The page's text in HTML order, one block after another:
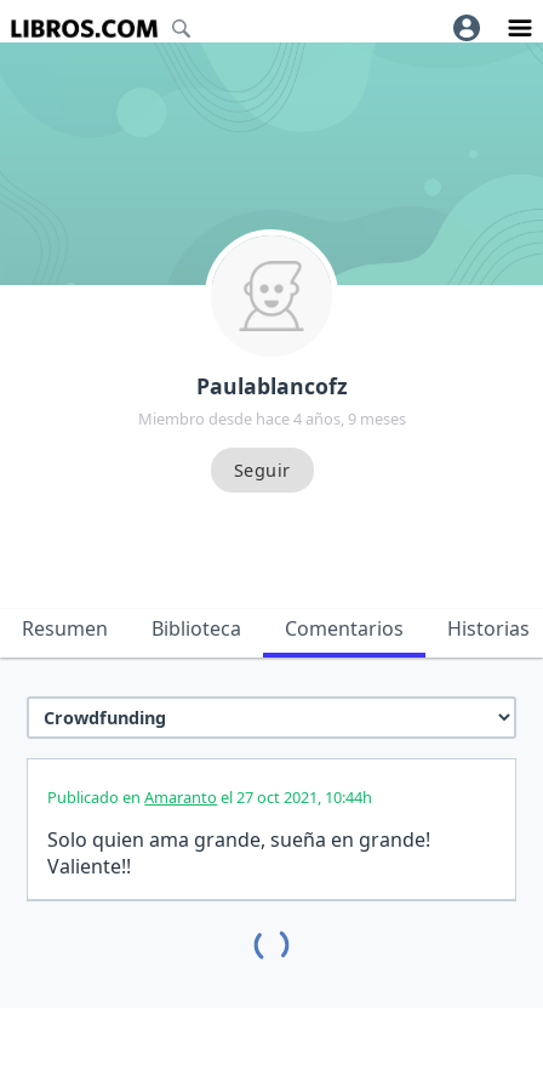
Paulablancofz
Miembro desde hace 4 años, 9 meses
Resumen Biblioteca Comentarios Historias
Publicado enAmaranto el 27 oct 2021, 10:44h
Solo quien ama grande, sueña en grande!
Valiente!!